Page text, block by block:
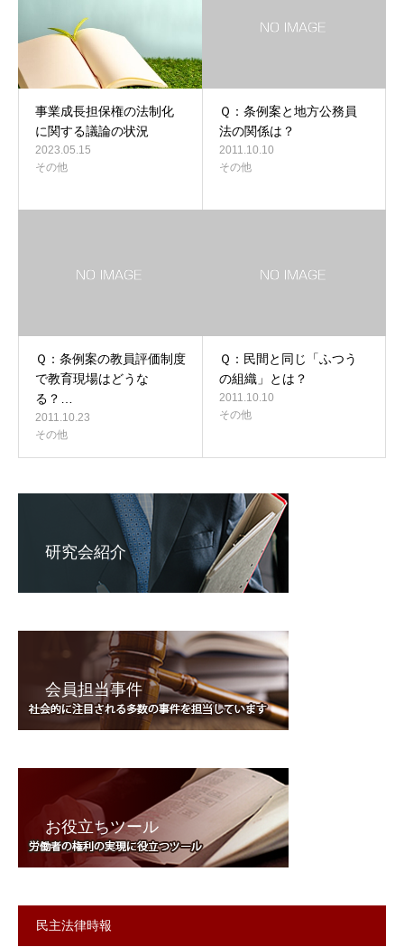
事業成長担保権の法制化
に関する議論の状況
2023.05.15
その他
Ｑ：条例案と地方公務員
法の関係は？
2011.10.10
その他
Ｑ：条例案の教員評価制度
で教育現場はどうな
る？…
2011.10.23
その他
Ｑ：民間と同じ「ふつう
の組織」とは？
2011.10.10
その他
研究会紹介
会員担当事件
お役立ちツール
民主法律時報